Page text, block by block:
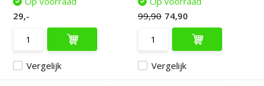
Vergelijk
29,-
Vergelijk
99,90 74,90